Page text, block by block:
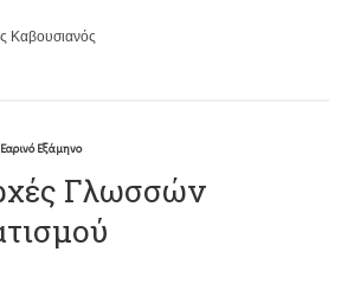
Καβουσιανός
Εαρινό Εξάμηνο
Γλωσσών